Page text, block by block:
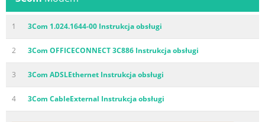
1 3Com 1.024.1644-00 Instrukcja obsługi
2 3Com OFFICECONNECT 3C886 Instrukcja obsługi
3 3Com ADSLEthernet Instrukcja obsługi
4 3Com CableExternal Instrukcja obsługi